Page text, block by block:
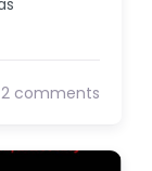
2 comments